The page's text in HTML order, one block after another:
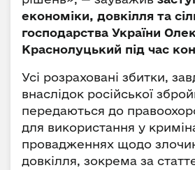
економіки, довкілля та
господарства України
Краснолуцький під час
Усі розраховані збитки,
внаслідок російської
передаються до
для використання у
провадженнях щодо
довкілля, зокрема за